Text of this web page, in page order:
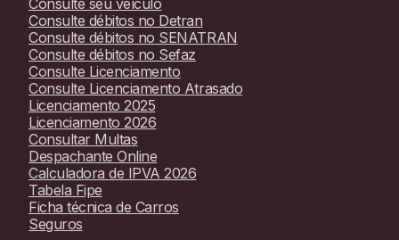
Consulte débitos no Detran
Consulte débitos no SENATRAN
Consulte débitos no Sefaz
Consulte Licenciamento
Consulte Licenciamento Atrasado
Licenciamento 2025
Licenciamento 2026
Consultar Multas
Despachante Online
Calculadora de IPVA 2026
Tabela Fipe
Ficha técnica de Carros
Seguros